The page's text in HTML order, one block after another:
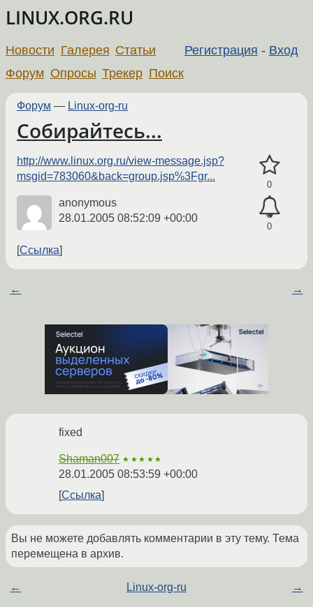
LINUX.ORG.RU
Регистрация - Вход
Новости Галерея Статьи
Форум Опросы Трекер Поиск
Форум — Linux-org-ru
Собирайтесь...
0
0
http://www.linux.org.ru/view-message.jsp?
msgid=783060&back=group.jsp%3Fgr...
anonymous
28.01.2005 08:52:09 +00:00
Ссылка
← →
fixed
Shaman007 ★★★★★
28.01.2005 08:53:59 +00:00
Ссылка
Вы не можете добавлять комментарии в эту тему. Тема
перемещена в архив.
← Linux-org-ru →